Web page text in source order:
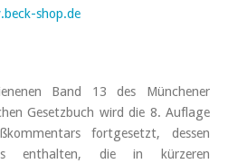
shop.de
Band 13 des Münchener
Gesetzbuch wird die 8. Auflage
fortgesetzt, dessen
enthalten, die in kürzeren